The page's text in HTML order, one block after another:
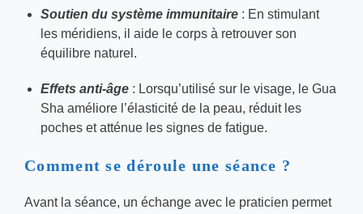
Soutien du système immunitaire : En stimulant
les méridiens, il aide le corps à retrouver son
équilibre naturel.
Effets anti-âge : Lorsqu’utilisé sur le visage, le Gua
Sha améliore l’élasticité de la peau, réduit les
poches et atténue les signes de fatigue.
Comment se déroule une séance ?
Avant la séance, un échange avec le praticien permet